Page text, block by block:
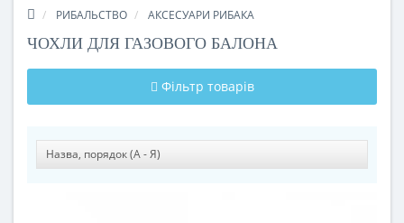
РИБАЛЬСТВО АКСЕСУАРИ РИБАКА
ЧОХЛИ ДЛЯ ГАЗОВОГО БАЛОНА
Фільтр товарів